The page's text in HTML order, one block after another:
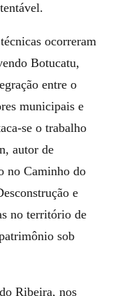
ocorreram
Botucatu,
entre o
municipais e
se o trabalho
autor de
no Caminho do
e
no território de
sob
Ribeira, nos